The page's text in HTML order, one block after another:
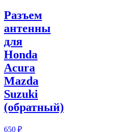
Разъем
антенны
для
Honda
Acura
Mazda
Suzuki
(обратный)
650 ₽